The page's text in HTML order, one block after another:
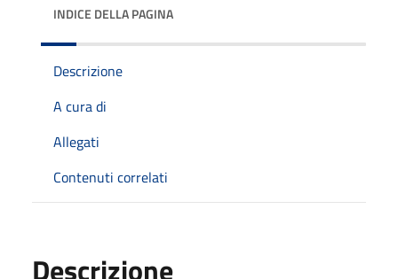
INDICE DELLA PAGINA
Descrizione
A cura di
Allegati
Contenuti correlati
Descrizione